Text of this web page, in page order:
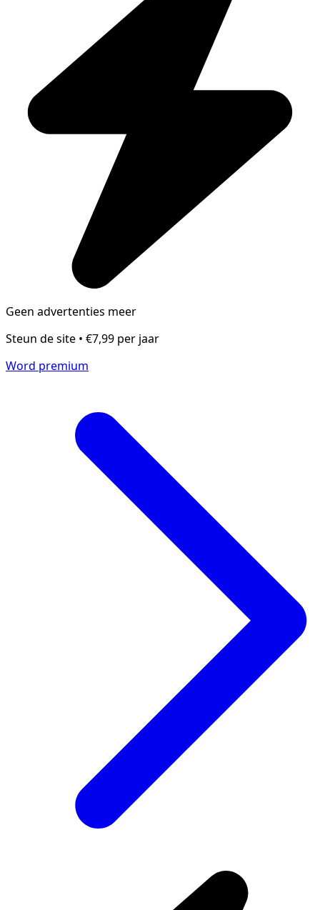
Geen advertenties meer
Steun de site • €7,99 per jaar
Word premium